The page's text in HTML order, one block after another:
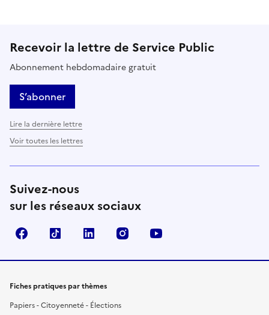
Recevoir la lettre de Service Public
Abonnement hebdomadaire gratuit
S’abonner
Lire la dernière lettre
Voir toutes les lettres
Suivez-nous
sur les réseaux sociaux
FacebookTikTok LinkedIn Instagram
Fiches pratiques par thèmes
Papiers - Citoyenneté - Élections